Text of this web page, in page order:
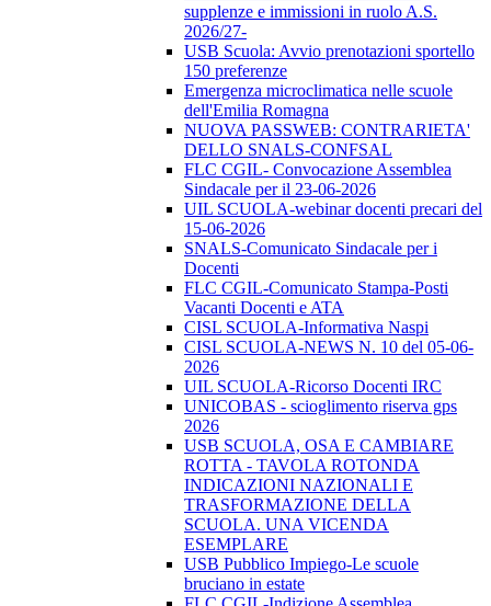
supplenze e immissioni in ruolo A.S.
2026/27-
USB Scuola: Avvio prenotazioni sportello
150 preferenze
Emergenza microclimatica nelle scuole
dell'Emilia Romagna
NUOVA PASSWEB: CONTRARIETA'
DELLO SNALS-CONFSAL
FLC CGIL- Convocazione Assemblea
Sindacale per il 23-06-2026
UIL SCUOLA-webinar docenti precari del
15-06-2026
SNALS-Comunicato Sindacale per i
Docenti
FLC CGIL-Comunicato Stampa-Posti
Vacanti Docenti e ATA
CISL SCUOLA-Informativa Naspi
CISL SCUOLA-NEWS N. 10 del 05-06-
2026
UIL SCUOLA-Ricorso Docenti IRC
UNICOBAS - scioglimento riserva gps
2026
USB SCUOLA, OSA E CAMBIARE
ROTTA - TAVOLA ROTONDA
INDICAZIONI NAZIONALI E
TRASFORMAZIONE DELLA
SCUOLA. UNA VICENDA
ESEMPLARE
USB Pubblico Impiego-Le scuole
bruciano in estate